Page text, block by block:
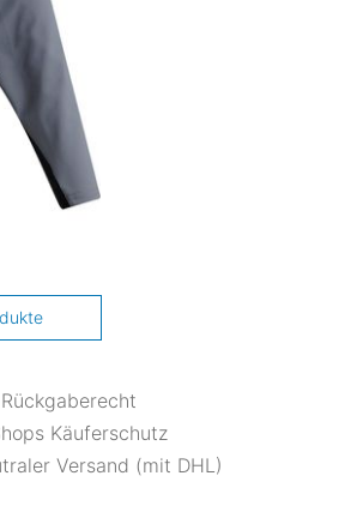
Käuferschutz
Versand (mit DHL)